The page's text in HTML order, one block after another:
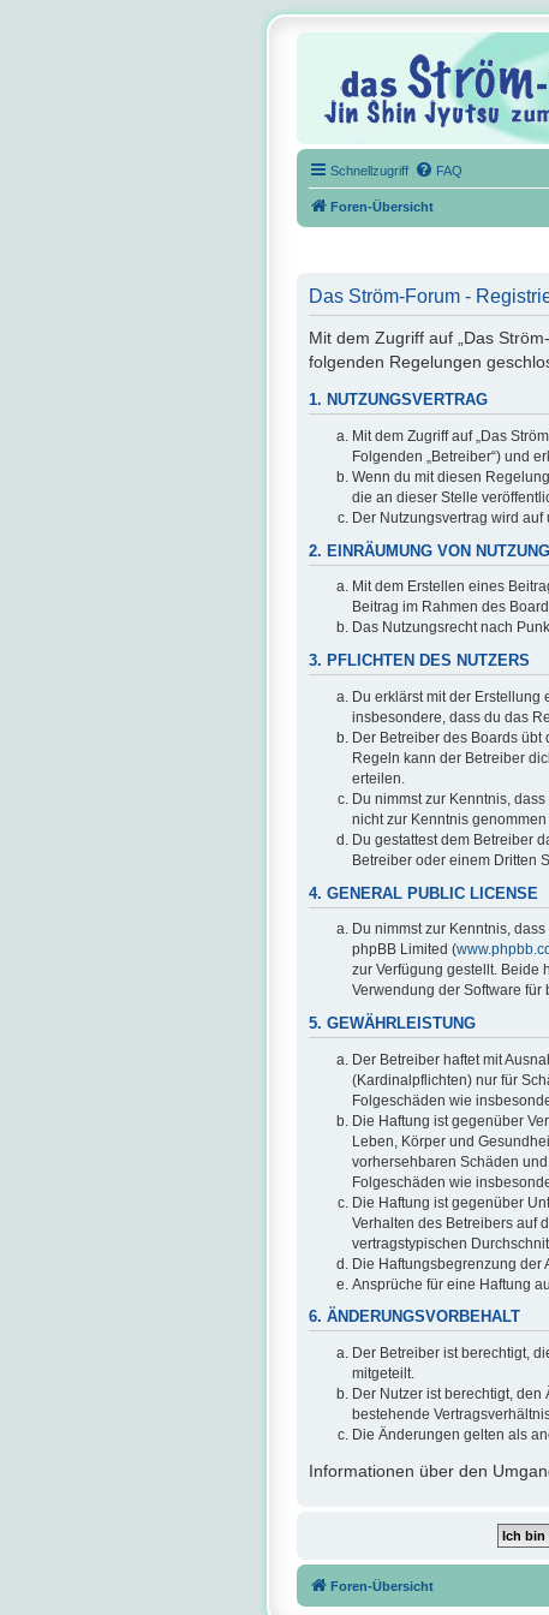
Schnellzugriff FAQ
Foren-Übersicht
Das Ström-Forum -
Mit dem Zugriff auf „Das
folgenden Regelungen
1. NUTZUNGSVERTRAG
Mit dem Zugriff auf „Das
Folgenden „Betreiber“) und
Wenn du mit diesen
die an dieser Stelle
Der Nutzungsvertrag wird
2. EINRÄUMUNG VON
Mit dem Erstellen eines
Beitrag im Rahmen des
Das Nutzungsrecht nach
3. PFLICHTEN DES NUTZERS
Du erklärst mit der Erstellung
insbesondere, dass du das
Der Betreiber des Boards
Regeln kann der Betreiber
erteilen.
Du nimmst zur Kenntnis,
nicht zur Kenntnis
Du gestattest dem Betreiber
Betreiber oder einem Dritten
4. GENERAL PUBLIC LICENSE
Du nimmst zur Kenntnis,
phpBB Limited (
zur Verfügung gestellt. Beide
Verwendung der Software für
5. GEWÄHRLEISTUNG
Der Betreiber haftet mit
(Kardinalpflichten) nur für
Folgeschäden wie
Die Haftung ist gegenüber
Leben, Körper und
vorhersehbaren Schäden
Folgeschäden wie
Die Haftung ist gegenüber
Verhalten des Betreibers auf
vertragstypischen
Die Haftungsbegrenzung der
Ansprüche für eine Haftung
6. ÄNDERUNGSVORBEHALT
Der Betreiber ist berechtigt,
mitgeteilt.
Der Nutzer ist berechtigt,
bestehende
Die Änderungen gelten als
Informationen über den
Foren-Übersicht